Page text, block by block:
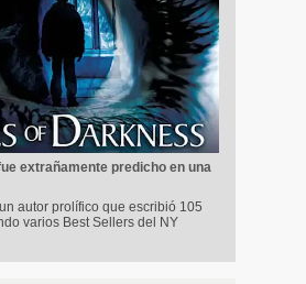
extrañamente predicho en una
autor prolífico que escribió 105
varios Best Sellers del NY